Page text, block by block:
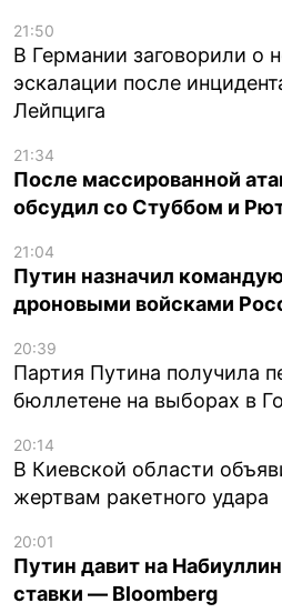
21:50
В Германии заговорили о
эскалации после
Лейпцига
21:34
После массированной
обсудил со Стуббом и
21:04
Путин назначил
дроновыми войсками
20:39
Партия Путина получила
бюллетене на выборах в
20:14
В Киевской области
жертвам ракетного удара
20:01
Путин давит на
ставки — Bloomberg